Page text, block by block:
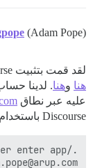
(Adam Pope)
لقد قمت بتثبيت Discourse على Azure وفقًا للإرشادات الموجودة
هنا وهنا
عليه عبر نطاق
Discourse باستخدام الإرشادات الموجودة